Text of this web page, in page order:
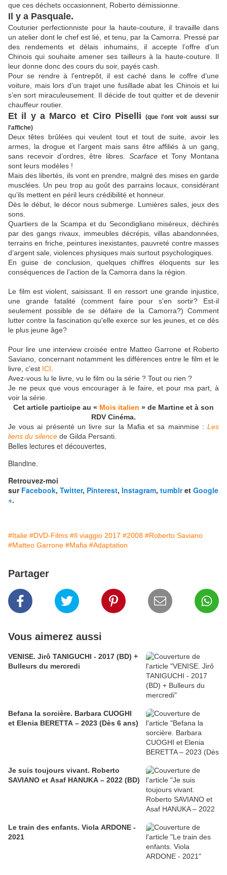
que ces déchets occasionnent, Roberto démissionne.
Il y a Pasquale.
Couturier perfectionniste pour la haute-couture, il travaille dans
un atelier dont le chef est lié, et tenu, par la Camorra. Pressé par
des rendements et délais inhumains, il accepte l’offre d’un
Chinois qui souhaite amener ses tailleurs à la haute-couture. Il
leur donne donc des cours du soir, payés cash.
Pour se rendre à l’entrepôt, il est caché dans le coffre d’une
voiture, mais lors d’un trajet une fusillade abat les Chinois et lui
s’en sort miraculeusement. Il décide de tout quitter et de devenir
chauffeur routier.
Et il y a Marco et Ciro Piselli
(que l'ont voit aussi sur
l'affiche)
Deux têtes brûlées qui veulent tout et tout de suite, avoir les
armes, la drogue et l’argent mais sans être affiliés à un gang,
sans recevoir d’ordres, être libres. Scarfaceet Tony Montana
sont leurs modèles !
Mais des libertés, ils vont en prendre, malgré des mises en garde
musclées. Un peu trop au goût des parrains locaux, considérant
qu’ils mettent en péril leurs crédibilité et honneur.
Dès le début, le décor nous submerge. Lumières sales, jeux des
sons.
Quartiers de la Scampa et du Secondigliano miséreux, déchirés
par des gangs rivaux, immeubles décrépis, villas abandonnées,
terrains en friche, peintures inexistantes, pauvreté contre masses
d’argent sale, violences physiques mais surtout psychologiques.
En guise de conclusion, quelques chiffres éloquents sur les
conséquences de l’action de la Camorra dans la région.
Le film est violent, saisissant. Il en ressort une grande injustice,
une grande fatalité (comment faire pour s'en sortir? Est-il
seulement possible de se défaire de la Camorra?) Comment
lutter contre la fascination qu'elle exerce sur les jeunes, et ce dès
le plus jeune âge?
Pour lire une interview croisée entre Matteo Garrone et Roberto
Saviano, concernant notamment les différences entre le film et le
livre, c’est ICI
Avez-vous lu le livre, vu le film ou la série ? Tout ou rien ?
Je ne peux que vous encourager à le faire, et pour ma part, à
voir la série.
Cet article participe au « Mois italien » de Martine et à son
RDV Cinéma.
Je vous ai présenté un livre sur la Mafia et sa mainmise : Les
liens du silence de Gilda Persanti.
Belles lectures et découvertes,
Blandine.
Retrouvez-moi
sur Facebook, Twitter, Pinterest, Instagram, tumblret Google
+.
#Italie #DVD-Films #Il viaggio 2017 #2008 #Roberto Saviano
#Matteo Garrone #Mafia #Adaptation
Partager
Vous aimerez aussi
VENISE. Jirô TANIGUCHI - 2017 (BD) +
Bulleurs du mercredi
Befana la sorcière. Barbara CUOGHI
et Elenia BERETTA – 2023 (Dès 6 ans)
Je suis toujours vivant. Roberto
SAVIANO et Asaf HANUKA – 2022 (BD)
Le train des enfants. Viola ARDONE -
2021